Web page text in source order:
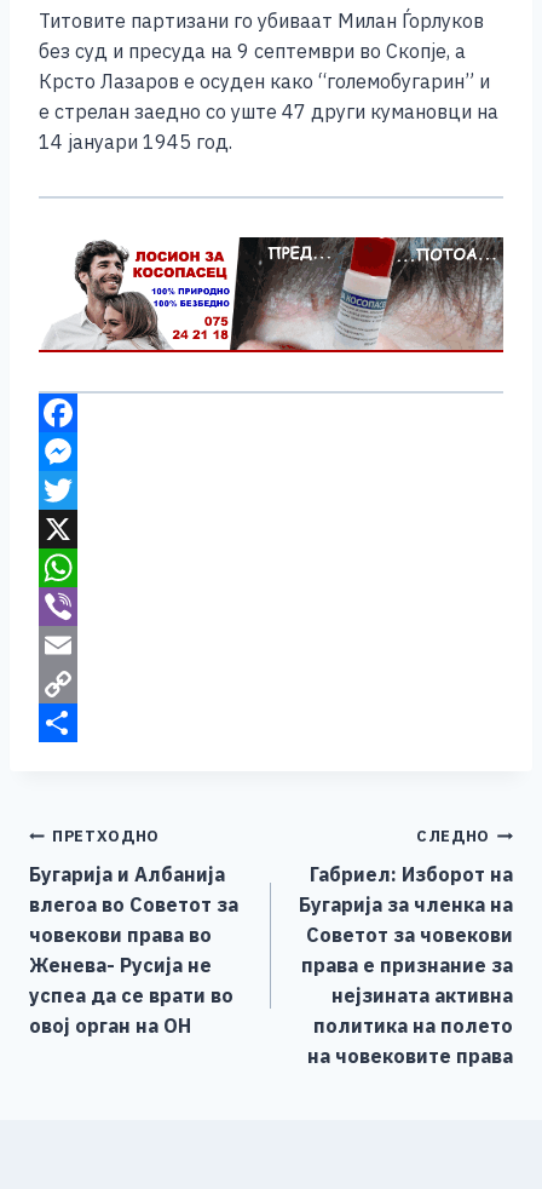
Титовите партизани го убиваат Милан Ѓорлуков
без суд и пресуда на 9 септември во Скопје, а
Крсто Лазаров е осуден како “големобугарин” и
е стрелан заедно со уште 47 други кумановци на
14 јануари 1945 год.
F
a
c
e
b
o
o
k
M
e
s
s
e
n
g
T
w
t
t
e
X
W
h
a
p
p
V
b
E
m
l
C
y
L
i
n
k
a
r
e
Навигација
на
напис
ПРЕТХОДНО
Бугарија и Албанија
влегоа во Советот за
човекови права во
Женева- Русија не
успеа да се врати во
овој орган на ОН
СЛЕДНО
Габриел: Изборот на
Бугарија за членка на
Советот за човекови
права е признание за
нејзината активна
политика на полето
на човековите права